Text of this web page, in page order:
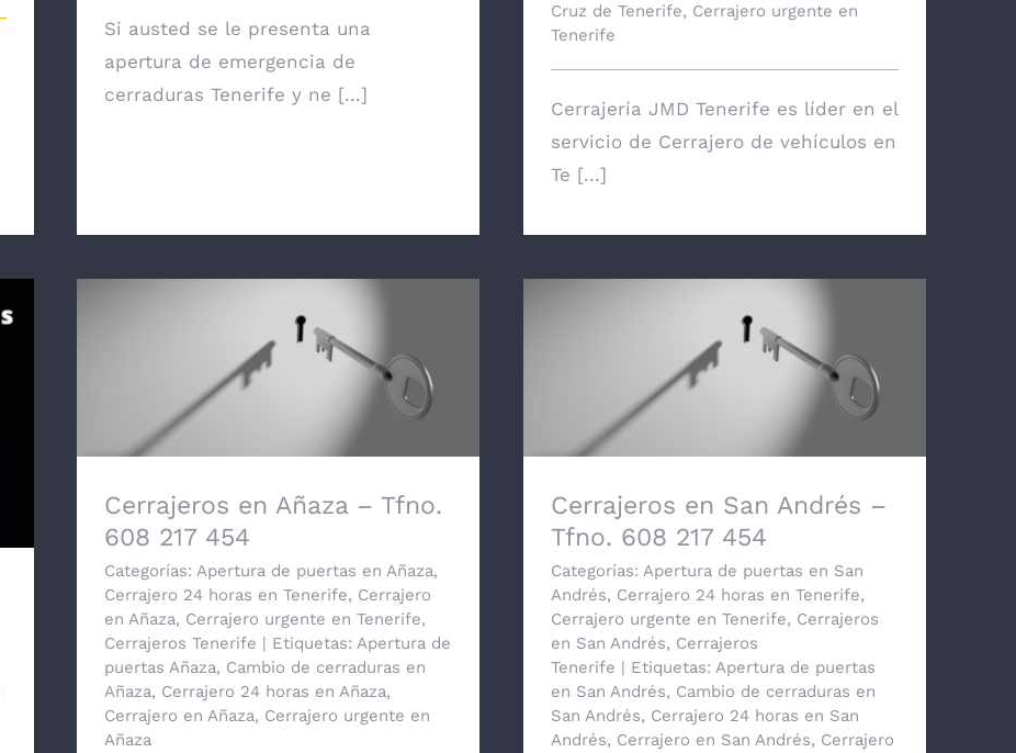
Si austed se le presenta una
apertura de emergencia de
cerraduras Tenerife y ne [...]
Cruz de Tenerife, Cerrajero urgente en
Tenerife
Cerrajería JMD Tenerife es líder en el
servicio de Cerrajero de vehículos en
Te [...]
Cerrajeros en Añaza – Tfno. 608 217
Cerrajeros en Añaza – Tfno.
608 217 454
Categorías: Apertura de puertas en Añaza,
Cerrajero 24 horas en Tenerife, Cerrajero
en Añaza, Cerrajero urgente en Tenerife,
Cerrajeros Tenerife | Etiquetas: Apertura de
puertas Añaza, Cambio de cerraduras en
Añaza, Cerrajero 24 horas en Añaza,
Cerrajero en Añaza, Cerrajero urgente en
Añaza
Cerrajeros en San Andrés – Tfno. 608
Cerrajeros en San Andrés –
Tfno. 608 217 454
Categorías: Apertura de puertas en San
Andrés, Cerrajero 24 horas en Tenerife,
Cerrajero urgente en Tenerife, Cerrajeros
en San Andrés, Cerrajeros
Tenerife | Etiquetas: Apertura de puertas
en San Andrés, Cambio de cerraduras en
San Andrés, Cerrajero 24 horas en San
Andrés, Cerrajero en San Andrés, Cerrajero